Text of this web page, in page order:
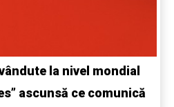
la nivel mondial
ascunsă ce comunică